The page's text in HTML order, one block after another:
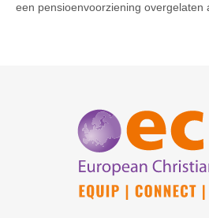
een pensioenvoorziening overgelaten